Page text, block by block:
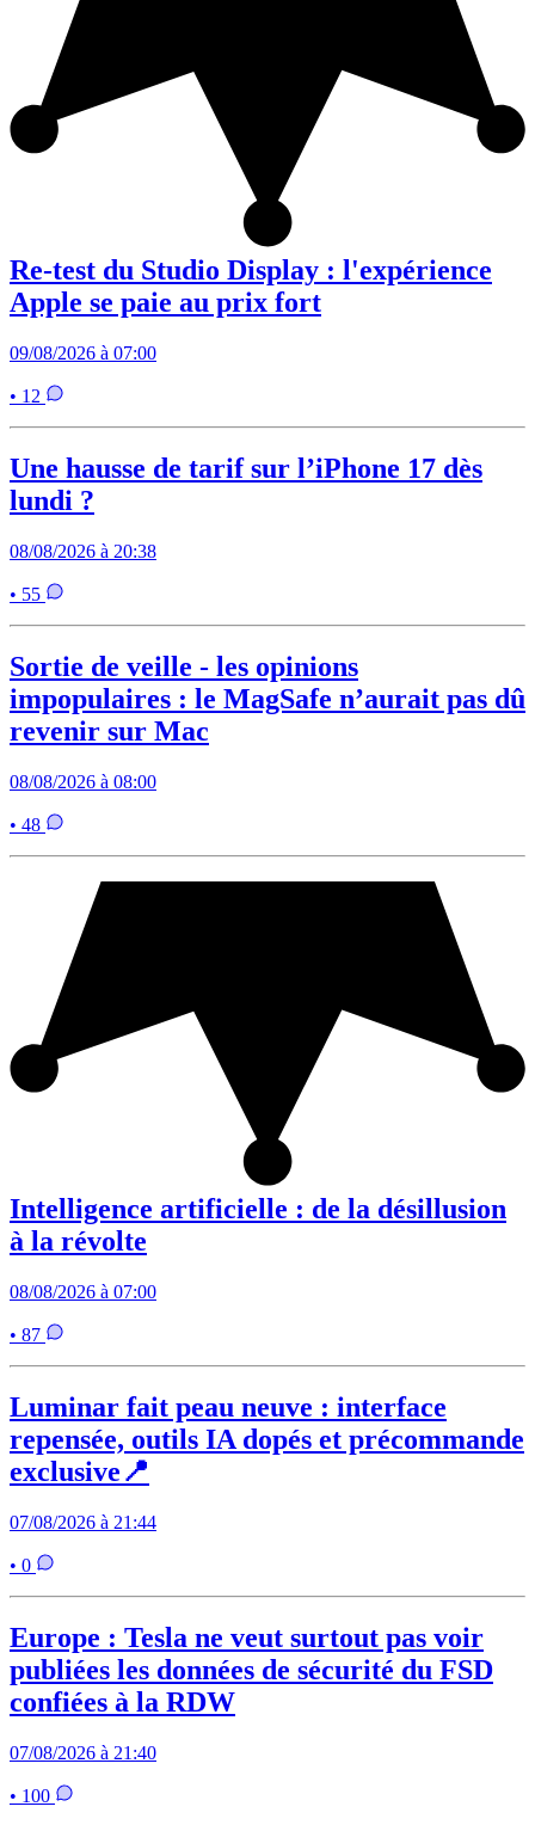
Re-test du Studio Display : l'expérience
Apple se paie au prix fort
09/08/2026 à 07:00
• 12
Une hausse de tarif sur l’iPhone 17 dès
lundi ?
08/08/2026 à 20:38
• 55
Sortie de veille - les opinions
impopulaires : le MagSafe n’aurait pas dû
revenir sur Mac
08/08/2026 à 08:00
• 48
Intelligence artificielle : de la désillusion
à la révolte
08/08/2026 à 07:00
• 87
Luminar fait peau neuve : interface
repensée, outils IA dopés et précommande
exclusive📍
07/08/2026 à 21:44
• 0
Europe : Tesla ne veut surtout pas voir
publiées les données de sécurité du FSD
confiées à la RDW
07/08/2026 à 21:40
• 100